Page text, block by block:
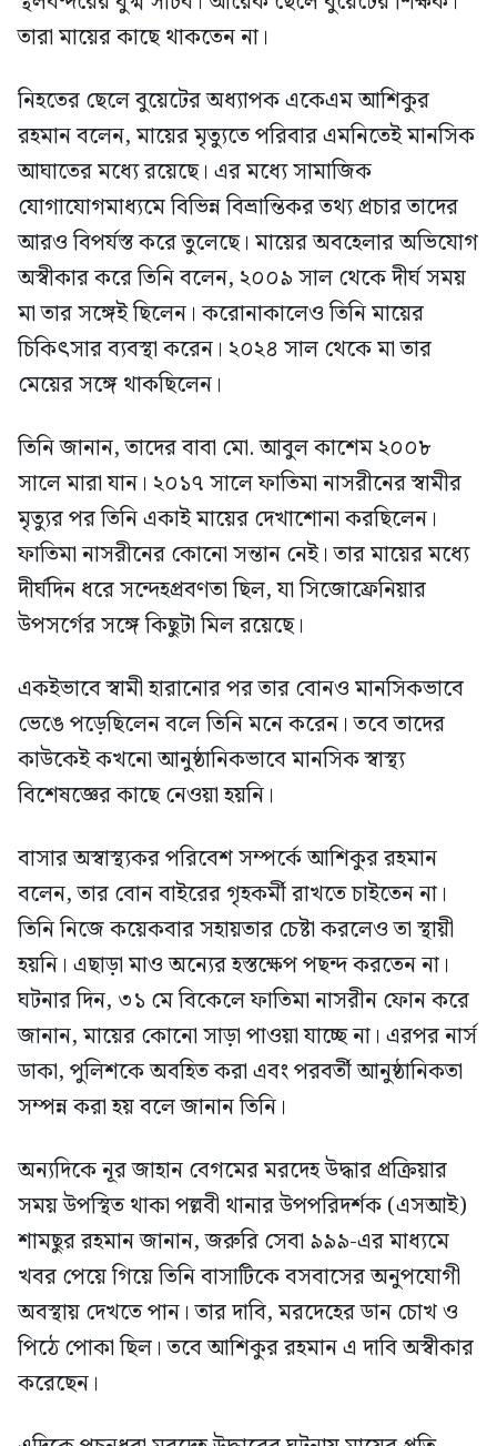
তারা মায়ের কাছে থাকতেন না।
নিহতের ছেলে বুয়েটের অধ্যাপক একেএম আশিকুর
রহমান বলেন, মায়ের মৃত্যুতে পরিবার এমনিতেই মানসিক
আঘাতের মধ্যে রয়েছে। এর মধ্যে সামাজিক
যোগাযোগমাধ্যমে বিভিন্ন বিভ্রান্তিকর তথ্য প্রচার তাদের
আরও বিপর্যস্ত করে তুলেছে। মায়ের অবহেলার অভিযোগ
অস্বীকার করে তিনি বলেন, ২০০৯ সাল থেকে দীর্ঘ সময়
মা তার সঙ্গেই ছিলেন। করোনাকালেও তিনি মায়ের
চিকিৎসার ব্যবস্থা করেন। ২০২৪ সাল থেকে মা তার
মেয়ের সঙ্গে থাকছিলেন।
তিনি জানান, তাদের বাবা মো. আবুল কাশেম ২০০৮
সালে মারা যান। ২০১৭ সালে ফাতিমা নাসরীনের স্বামীর
মৃত্যুর পর তিনি একাই মায়ের দেখাশোনা করছিলেন।
ফাতিমা নাসরীনের কোনো সন্তান নেই। তার মায়ের মধ্যে
দীর্ঘদিন ধরে সন্দেহপ্রবণতা ছিল, যা সিজোফ্রেনিয়ার
উপসর্গের সঙ্গে কিছুটা মিল রয়েছে।
একইভাবে স্বামী হারানোর পর তার বোনও মানসিকভাবে
ভেঙে পড়েছিলেন বলে তিনি মনে করেন। তবে তাদের
কাউকেই কখনো আনুষ্ঠানিকভাবে মানসিক স্বাস্থ্য
বিশেষজ্ঞের কাছে নেওয়া হয়নি।
বাসার অস্বাস্থ্যকর পরিবেশ সম্পর্কে আশিকুর রহমান
বলেন, তার বোন বাইরের গৃহকর্মী রাখতে চাইতেন না।
তিনি নিজে কয়েকবার সহায়তার চেষ্টা করলেও তা স্থায়ী
হয়নি। এছাড়া মাও অন্যের হস্তক্ষেপ পছন্দ করতেন না।
ঘটনার দিন, ৩১ মে বিকেলে ফাতিমা নাসরীন ফোন করে
জানান, মায়ের কোনো সাড়া পাওয়া যাচ্ছে না। এরপর নার্স
ডাকা, পুলিশকে অবহিত করা এবং পরবর্তী আনুষ্ঠানিকতা
সম্পন্ন করা হয় বলে জানান তিনি।
অন্যদিকে নূর জাহান বেগমের মরদেহ উদ্ধার প্রক্রিয়ার
সময় উপস্থিত থাকা পল্লবী থানার উপপরিদর্শক (এসআই)
শামছুর রহমান জানান, জরুরি সেবা ৯৯৯-এর মাধ্যমে
খবর পেয়ে গিয়ে তিনি বাসাটিকে বসবাসের অনুপযোগী
অবস্থায় দেখতে পান। তার দাবি, মরদেহের ডান চোখ ও
পিঠে পোকা ছিল। তবে আশিকুর রহমান এ দাবি অস্বীকার
করেছেন।